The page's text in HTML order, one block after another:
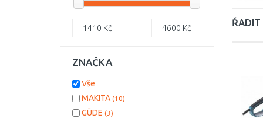
ŘADIT
1410 Kč 4600 Kč
ZNAČKA
Vše
MAKITA (10)
GÜDE (3)